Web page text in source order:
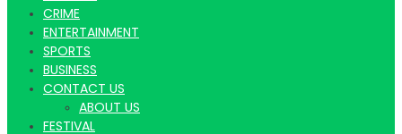
Hindi
CRIME
ENTERTAINMENT
SPORTS
BUSINESS
CONTACT US
ABOUT US
FESTIVAL